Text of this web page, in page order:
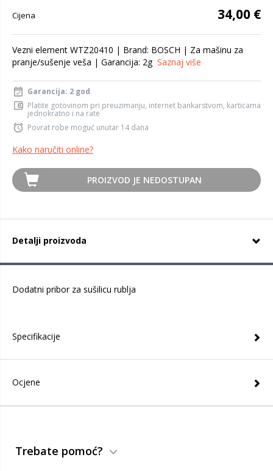
Cijena 34,00 €
Vezni element WTZ20410 | Brand: BOSCH | Za mašinu za
pranje/sušenje veša | Garancija: 2g Saznaj više
Garancija: 2 god
Platite gotovinom pri preuzimanju, internet bankarstvom, karticama
jednokratno i na rate
Povrat robe moguć unutar 14 dana
Kako naručiti online?
PROIZVOD JE NEDOSTUPAN
Detalji proizvoda
Dodatni pribor za sušilicu rublja
Specifikacije
Ocjene
Trebate pomoć?